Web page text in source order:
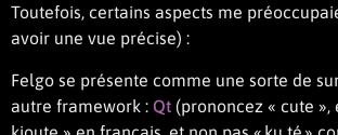
Toutefois, certains aspects me
avoir une vue précise) :
Felgo se présente comme une sorte de
autre framework : Qt (prononcez « cute »,